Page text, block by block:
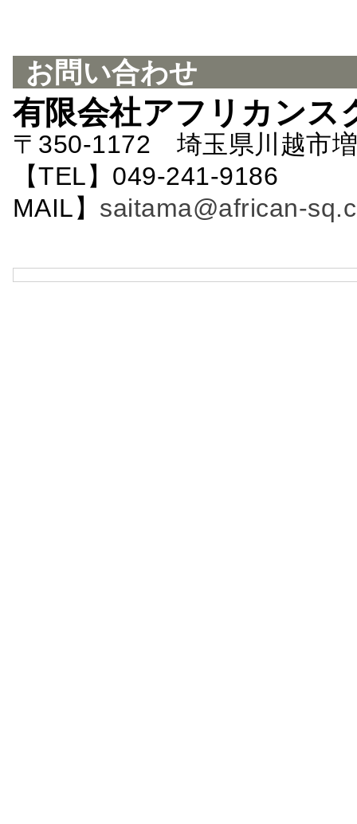
お問い合わせ
有限会社アフリカンス
〒350-1172 埼玉県川越市
【TEL】049-241-
MAIL】 saitama@african-